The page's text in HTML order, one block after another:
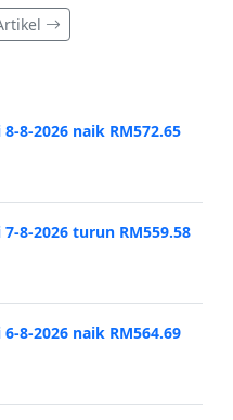
8-2026 naik RM572.65
8-2026 turun RM559.58
8-2026 naik RM564.69